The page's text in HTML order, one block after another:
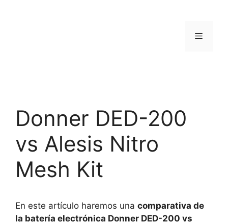
Menú
Donner DED-200
vs Alesis Nitro
Mesh Kit
En este artículo haremos una comparativa de
la batería electrónica Donner DED-200 vs